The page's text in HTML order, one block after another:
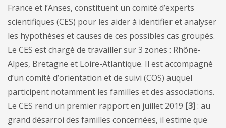
France et l’Anses, constituent un comité d’experts
scientifiques (CES) pour les aider à identifier et analyser
les hypothèses et causes de ces possibles cas groupés.
Le CES est chargé de travailler sur 3 zones : Rhône-
Alpes, Bretagne et Loire-Atlantique. Il est accompagné
d’un comité d’orientation et de suivi (COS) auquel
participent notamment les familles et des associations.
Le CES rend un premier rapport en juillet 2019 [3]: au
grand désarroi des familles concernées, il estime que